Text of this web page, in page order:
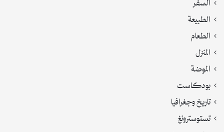
الطبيعة
الطعام
المنزل
الموضة
بودكاست
تاريخ وجغرافيا
تستوسترونغ